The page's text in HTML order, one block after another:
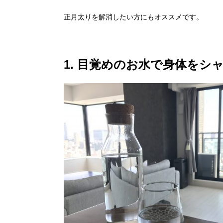
正月太りを解消したい方にもオススメです。
1. 目覚めのお水で身体をシ